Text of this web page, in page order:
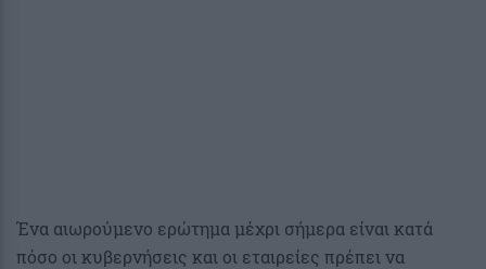
Ένα αιωρούμενο ερώτημα μέχρι σήμερα είναι κατά
πόσο οι κυβερνήσεις και οι εταιρείες πρέπει να